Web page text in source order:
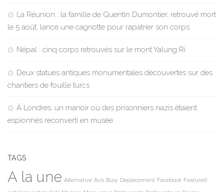
La Réunion : la famille de Quentin Dumontier, retrouvé mort
le 5 août, lance une cagnotte pour rapatrier son corps
Népal : cinq corps retrouvés sur le mont Yalung Ri
Deux statues antiques monumentales découvertes sur des
chantiers de fouille turcs
À Londres, un manoir où des prisonniers nazis étaient
espionnés reconverti en musée
TAGS
A la une Alternative Avis Busy Deplacement Facebook Featured